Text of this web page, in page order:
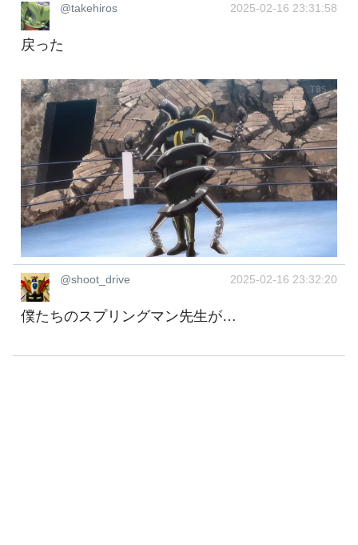
@takehiros 2025-02-16 23:31:58
戻った
@shoot_drive 2025-02-16 23:32:20
僕たちのスプリングマン先生が…